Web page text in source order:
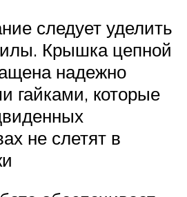
следует уделить
Крышка цепной
надежно
гайками, которые
не слетят в